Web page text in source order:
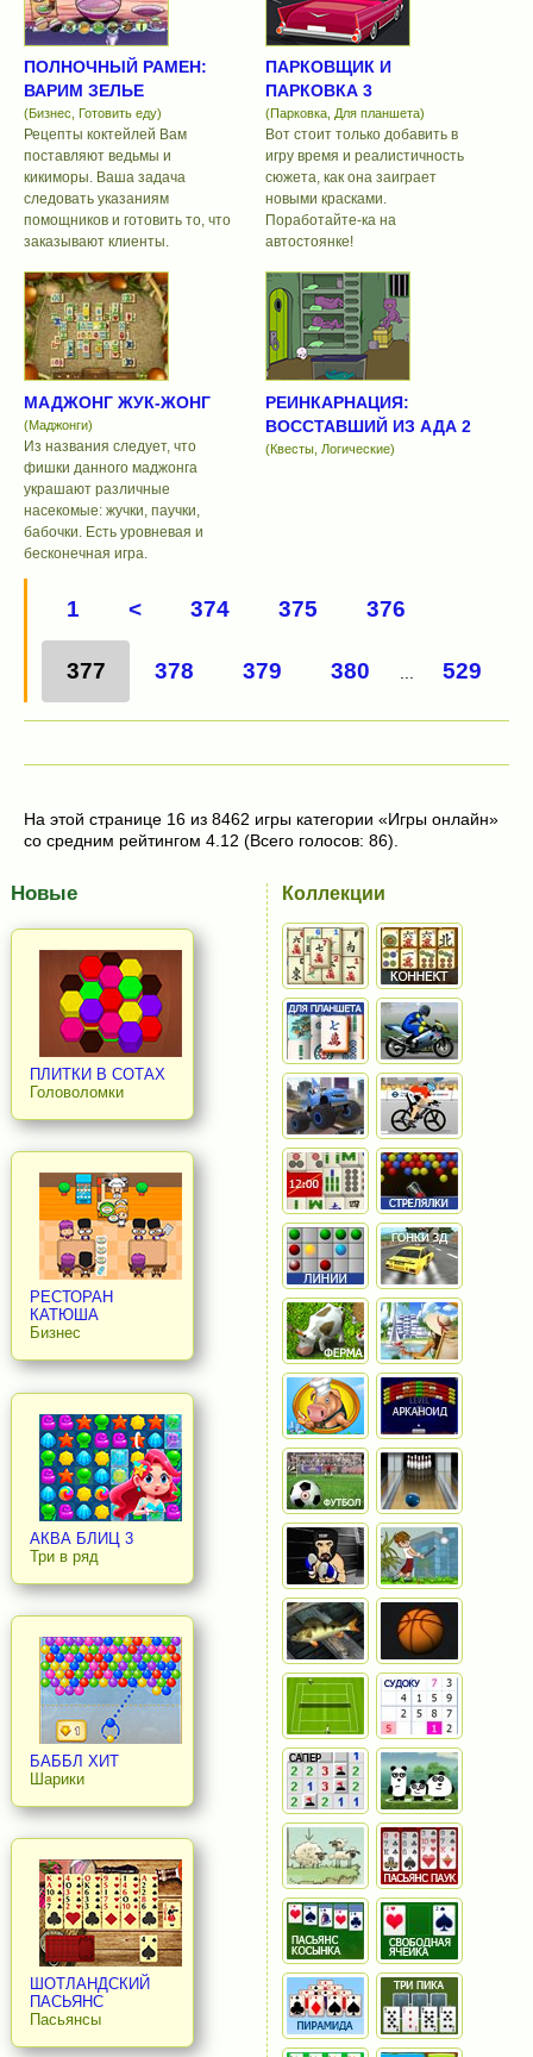
ПОЛНОЧНЫЙ РАМЕН:
ВАРИМ ЗЕЛЬЕ
(Бизнес, Готовить еду)
Рецепты коктейлей Вам
поставляют ведьмы и
кикиморы. Ваша задача
следовать указаниям
помощников и готовить то, что
заказывают клиенты.
ПАРКОВЩИК И
ПАРКОВКА 3
(Парковка, Для планшета)
Вот стоит только добавить в
игру время и реалистичность
сюжета, как она заиграет
новыми красками.
Поработайте-ка на
автостоянке!
МАДЖОНГ ЖУК-ЖОНГ
(Маджонги)
Из названия следует, что
фишки данного маджонга
украшают различные
насекомые: жучки, паучки,
бабочки. Есть уровневая и
бесконечная игра.
РЕИНКАРНАЦИЯ:
ВОССТАВШИЙ ИЗ АДА 2
(Квесты, Логические)
1 < 374 375 376
377 378 379 380 529
На этой странице 16 из 8462 игры категории «Игры онлайн»
со средним рейтингом 4.12 (Всего голосов: 86).
Новые
ПЛИТКИ В СОТАХ
Головоломки
РЕСТОРАН
КАТЮША
Бизнес
АКВА БЛИЦ 3
Три в ряд
БАББЛ ХИТ
Шарики
ШОТЛАНДСКИЙ
ПАСЬЯНС
Пасьянсы
Коллекции